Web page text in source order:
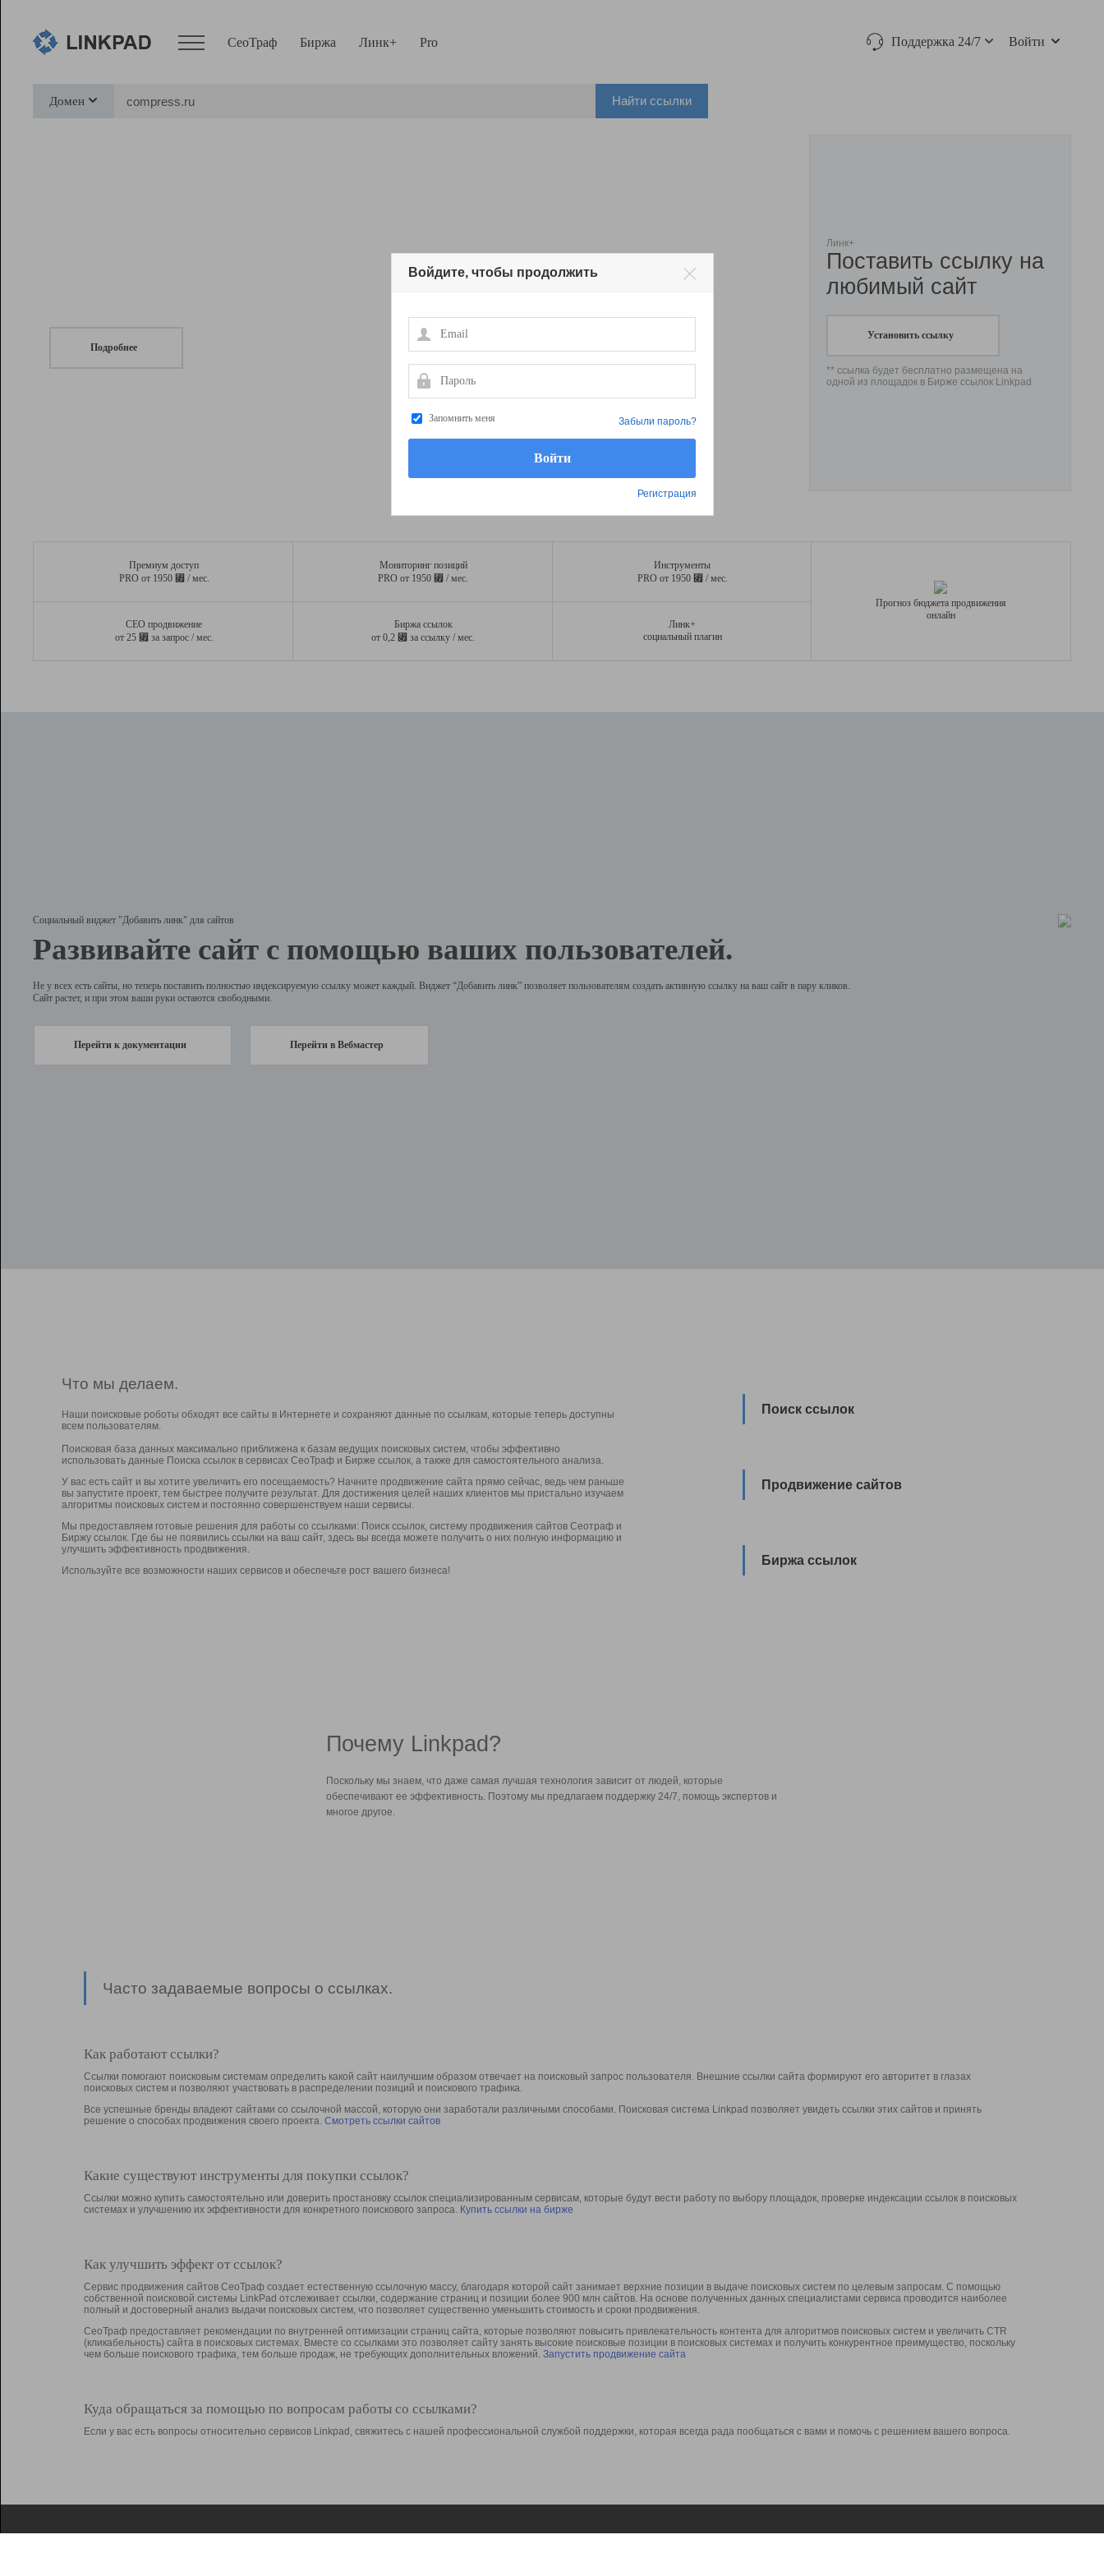
СеоТраф Биржа Линк+ Pro Поддержка 24/7 Войти
Домен Найти ссылки
Подробнее
Линк+
Поставить ссылку на
любимый сайт
Установить ссылку
** ссылка будет бесплатно размещена на
одной из площадок в Бирже ссылок Linkpad
Премиум доступ
PRO от 1950 ⃏ / мес.
Мониторинг позиций
PRO от 1950 ⃏ / мес.
Инструменты
PRO от 1950 ⃏ / мес.
СЕО продвижение
от 25 ⃏ за запрос / мес.
Биржа ссылок
от 0,2 ⃏ за ссылку / мес.
Линк+
социальный плагин
Прогноз бюджета продвижения
онлайн
Социальный виджет "Добавить линк" для сайтов
Развивайте сайт с помощью ваших пользователей.
Не у всех есть сайты, но теперь поставить полностью индексируемую ссылку может каждый. Виджет “Добавить линк” позволяет пользователям создать активную ссылку на ваш сайт в пару кликов.
Сайт растет, и при этом ваши руки остаются свободными.
Перейти к документации Перейти в Вебмастер
Что мы делаем.
Наши поисковые роботы обходят все сайты в Интернете и сохраняют данные по ссылкам, которые теперь доступны
всем пользователям.
Поисковая база данных максимально приближена к базам ведущих поисковых систем, чтобы эффективно
использовать данные Поиска ссылок в сервисах СеоТраф и Бирже ссылок, а также для самостоятельного анализа.
У вас есть сайт и вы хотите увеличить его посещаемость? Начните продвижение сайта прямо сейчас, ведь чем раньше
вы запустите проект, тем быстрее получите результат. Для достижения целей наших клиентов мы пристально изучаем
алгоритмы поисковых систем и постоянно совершенствуем наши сервисы.
Мы предоставляем готовые решения для работы со ссылками: Поиск ссылок, систему продвижения сайтов Сеотраф и
Биржу ссылок. Где бы не появились ссылки на ваш сайт, здесь вы всегда можете получить о них полную информацию и
улучшить эффективность продвижения.
Используйте все возможности наших сервисов и обеспечьте рост вашего бизнеса!
Поиск ссылок
Продвижение сайтов
Биржа ссылок
Почему Linkpad?
Поскольку мы знаем, что даже самая лучшая технология зависит от людей, которые
обеспечивают ее эффективность. Поэтому мы предлагаем поддержку 24/7, помощь экспертов и
многое другое.
Часто задаваемые вопросы о ссылках.
Как работают ссылки?
Ссылки помогают поисковым системам определить какой сайт наилучшим образом отвечает на поисковый запрос пользователя. Внешние ссылки сайта формируют его авторитет в глазах
поисковых систем и позволяют участвовать в раcпределении позиций и поискового трафика.
Все успешные бренды владеют сайтами со ссылочной массой, которую они заработали различными способами. Поисковая система Linkpad позволяет увидеть ссылки этих сайтов и принять
решение о способах продвижения своего проекта. Смотреть ссылки сайтов
Какие существуют инструменты для покупки ссылок?
Ссылки можно купить самостоятельно или доверить простановку ссылок специализированным сервисам, которые будут вести работу по выбору площадок, проверке индексации ссылок в поисковых
системах и улучшению их эффективности для конкретного поискового запроса. Купить ссылки на бирже
Как улучшить эффект от ссылок?
Сервис продвижения сайтов СеоТраф создает естественную ссылочную массу, благодаря которой сайт занимает верхние позиции в выдаче поисковых систем по целевым запросам. С помощью
собственной поисковой системы LinkPad отслеживает ссылки, содержание страниц и позиции более 900 млн сайтов. На основе полученных данных специалистами сервиса проводится наиболее
полный и достоверный анализ выдачи поисковых систем, что позволяет существенно уменьшить стоимость и сроки продвижения.
СеоТраф предоставляет рекомендации по внутренней оптимизации страниц сайта, которые позволяют повысить привлекательность контента для алгоритмов поисковых систем и увеличить CTR
(кликабельность) сайта в поисковых системах. Вместе со ссылками это позволяет сайту занять высокие поисковые позиции в поисковых системах и получить конкурентное преимущество, поскольку
чем больше поискового трафика, тем больше продаж, не требующих дополнительных вложений. Запустить продвижение сайта
Куда обращаться за помощью по вопросам работы со ссылками?
Если у вас есть вопросы относительно сервисов Linkpad, свяжитесь с нашей профессиональной службой поддержки, которая всегда рада пообщаться с вами и помочь с решением вашего вопроса.
Войдите, чтобы продолжить
Email
Пароль
Запомнить меня
Регистрация
Забыли пароль?